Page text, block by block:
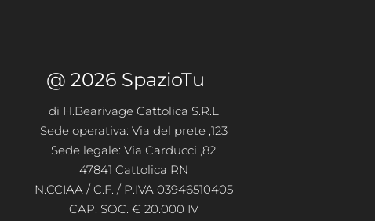
@ 2026 SpazioTu
di H.Bearivage Cattolica S.R.L
Sede operativa: Via del prete ,123
Sede legale: Via Carducci ,82
47841 Cattolica RN
N.CCIAA / C.F. / P.IVA 03946510405
CAP. SOC. € 20.000 IV